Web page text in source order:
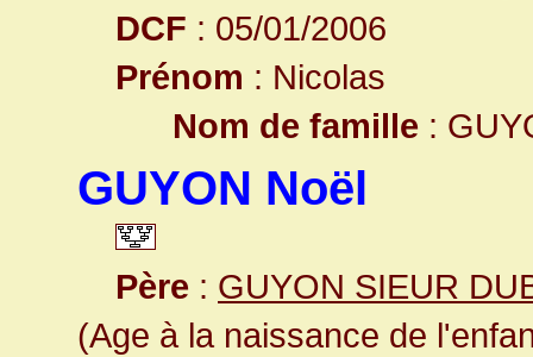
DCF : 05/01/2006
Prénom : Nicolas
Nom de famille :
GUYON Noël
Père : GUYON SIEUR
(Age à la naissance de